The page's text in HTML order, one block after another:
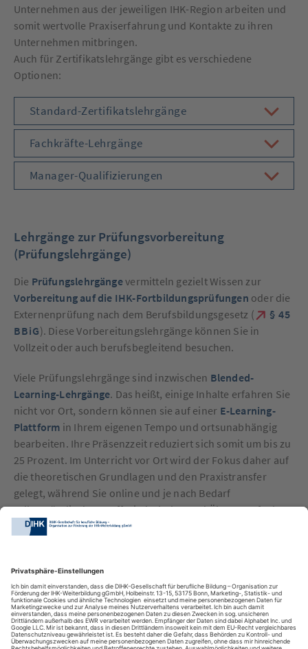
Unternehmen aus der jeweiligen IHK-Region arbeiten und
somit wertvolle Praxiserfahrung und Kontakte zu ihren
Unternehmen mitbringen.
Auch für Zertifikatslehrgänge gibt es verschiedene
Optionen:
Standard-ZertifikatslehrgängeInhalt
anzeigen
Fachkräfte-LehrgängeInhalt
anzeigen
Manager-Qualifizierungen
anzeigen
Lehrgänge zur Prüfungsvorbereitung
(Prüfungslehrgänge)
Die Prüfungslehrgängevermitteln gezielt Wissen zur
Vorbereitung auf die IHK-Fortbildungsprüfungen oder die
Externenprüfung nach dem Berufsbildungsgesetz (
§ 45
BBiG). Diese Vorbereitungslehrgänge können Sie in
Vollzeit oder auch berufsbegleitend besuchen.
Viele Prüfungslehrgänge sind inzwischen Blended-
Learning-Lehrgänge. Das heißt, einige Inhalte erfahren Sie
nicht vor Ort, sondern können sie auf einer E-Learning-
Plattform in Ihrem eigenen Tempo und ortsunabhängig
bearbeiten. Ihre Präsenzzeit reduziert sich somit um bis zu
25 Prozent. Im Unterricht vor Ort wird der Fokus daher auf
die theoretischen Grundlagen und den Praxistransfer
gelegt, während Sie online und je nach Bedarf
selbstständig den Stoff wiederholen und Übungsaufgaben
lösen können
DIHK-Bildungs-gGmbH